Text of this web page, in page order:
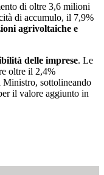
di oltre 3,6 milioni
di accumulo, il 7,9%
agrivoltaiche e
delle imprese. Le
oltre il 2,4%
Ministro, sottolineando
il valore aggiunto in